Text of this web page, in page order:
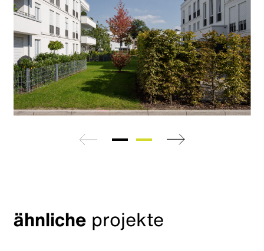
zurück weiter
ähnlicheprojekte